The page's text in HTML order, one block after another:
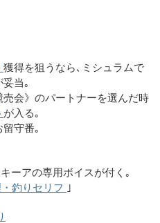
獲得を狙うなら､ミシュラムで
当｡
会》のパートナーを選んだ時
が入る｡
守番｡
ーアの専用ボイスが付く｡
釣りセリフ ｣